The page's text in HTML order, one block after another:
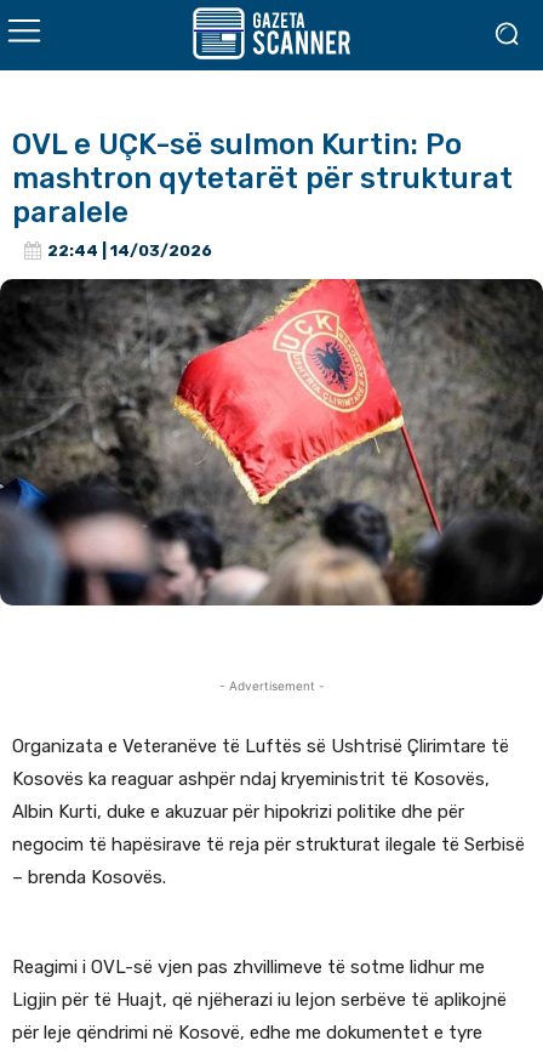
OVL e UÇK-së sulmon Kurtin: Po
mashtron qytetarët për strukturat
paralele
22:44 | 14/03/2026
- Advertisement -
Organizata e Veteranëve të Luftës së Ushtrisë Çlirimtare të
Kosovës ka reaguar ashpër ndaj kryeministrit të Kosovës,
Albin Kurti, duke e akuzuar për hipokrizi politike dhe për
negocim të hapësirave të reja për strukturat ilegale të Serbisë
– brenda Kosovës.
Reagimi i OVL-së vjen pas zhvillimeve të sotme lidhur me
Ligjin për të Huajt, që njëherazi iu lejon serbëve të aplikojnë
për leje qëndrimi në Kosovë, edhe me dokumentet e tyre